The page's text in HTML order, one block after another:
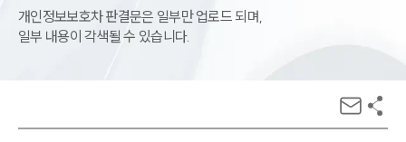
개인정보보호차 판결문은 일부만 업로드 되며,
일부 내용이 각색될 수 있습니다.